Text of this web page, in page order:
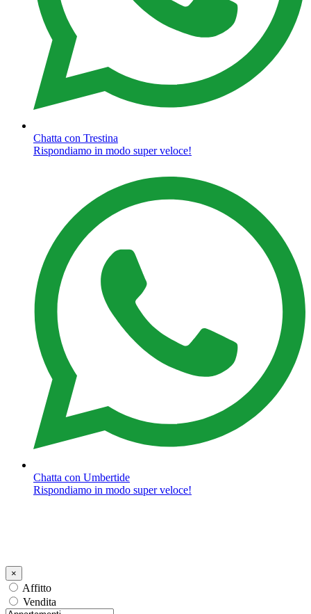
Chatta con Trestina
Rispondiamo in modo super veloce!
Chatta con Umbertide
Rispondiamo in modo super veloce!
×
Affitto
Vendita